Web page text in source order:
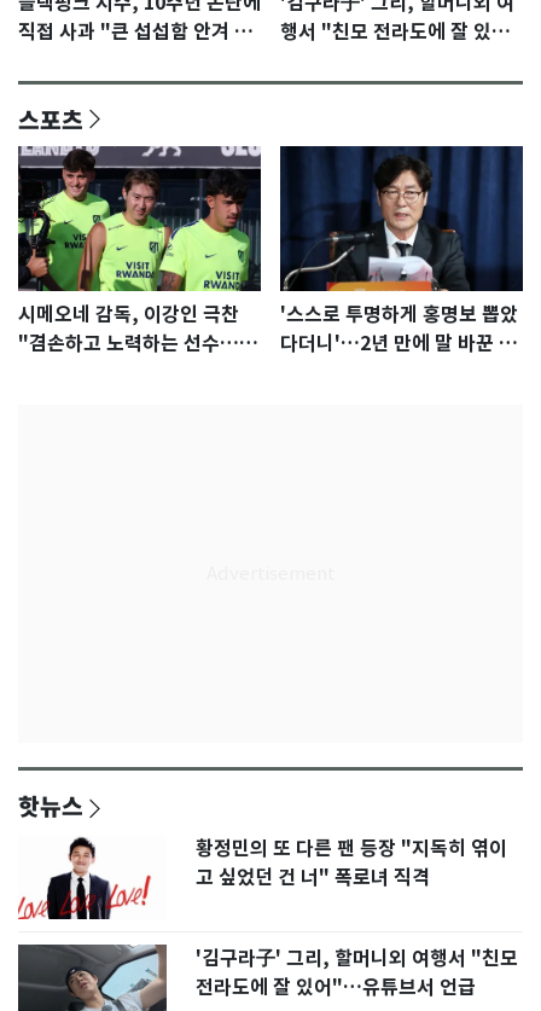
직접 사과 "큰 섭섭함 안겨 미
행서 "친모 전라도에 잘 있
스포츠
시메오네 감독, 이강인 극찬
"겸손하고 노력하는 선수…좋
'스스로 투명하게 홍명보 뽑았
다더니'…2년 만에 말 바꾼 이
핫뉴스
황정민의 또 다른 팬 등장 "지독히 엮이
고 싶었던 건 너" 폭로녀 직격
'김구라子' 그리, 할머니외 여행서 "친모
전라도에 잘 있어"…유튜브서 언급